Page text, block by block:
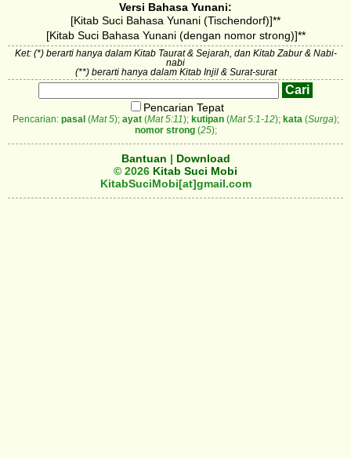
Versi Bahasa Yunani:
[Kitab Suci Bahasa Yunani (Tischendorf)]**
[Kitab Suci Bahasa Yunani (dengan nomor strong)]**
Ket: (*) berarti hanya dalam Kitab Taurat & Sejarah, dan Kitab Zabur & Nabi-
nabi
(**) berarti hanya dalam Kitab Injil & Surat-surat
Pencarian Tepat
Pencarian: pasal (Mat 5); ayat(Mat 5:11); kutipan(Mat 5:1-12); kata(Surga);
nomor strong(25);
Bantuan | Download
© 2026 Kitab Suci Mobi
KitabSuciMobi[at]gmail.com